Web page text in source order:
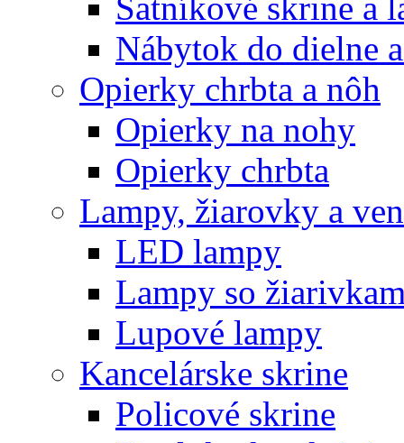
Nábytok do dielne
Opierky chrbta a nôh
Opierky na nohy
Opierky chrbta
Lampy, žiarovky a
LED lampy
Lampy so
Lupové lampy
Kancelárske skrine
Policové skrine